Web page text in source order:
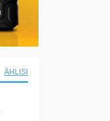
ÄHLISI